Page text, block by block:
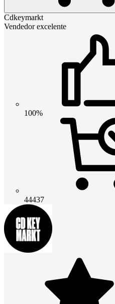
Cdkeymarkt
Vendedor excelente
100%
44437